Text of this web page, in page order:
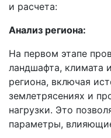
и расчета:
Анализ региона:
На первом этапе
ландшафта, климата
региона, включая
землетрясениях и
нагрузки. Это
параметры,